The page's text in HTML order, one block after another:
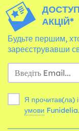
АКЦІЙ*
Будьте першим,
зареєструвавши
Я прочитав(ла)
умови Funidelia.